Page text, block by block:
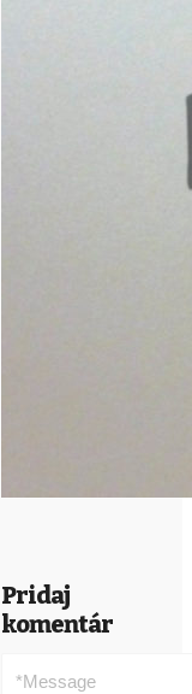
Pridaj
komentár